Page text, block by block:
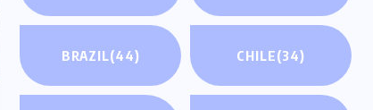
BRAZIL(44) CHILE(34)